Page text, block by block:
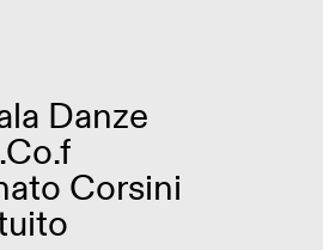
Danze
Corsini